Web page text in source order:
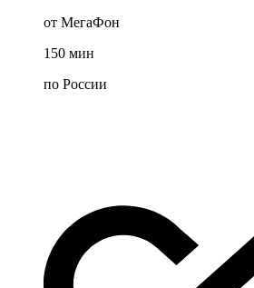
от МегаФон
150 мин
по России